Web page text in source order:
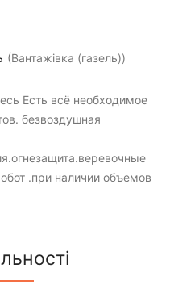
(Вантажівка (газель))
Есть всё необходимое
безвоздушная
.при наличии объемов